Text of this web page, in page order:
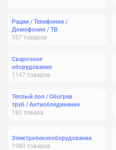
Рации / Телефония /
Домофония / ТВ
557 товаров
Сварочное
оборудование
1147 товаров
Тёплый пол / Обогрев
труб / Антиоблединение
182 товара
Электробензооборудование
1980 товаров